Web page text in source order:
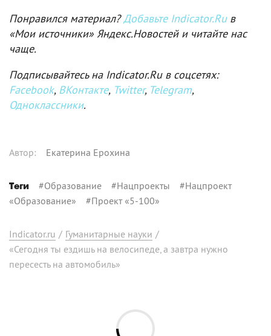
Понравился материал?Добавьте Indicator.Ruв
«Мои источники» Яндекс.Новостей и читайте нас
чаще.
Подписывайтесь на Indicator.Ru в соцсетях:
Facebook, ВКонтакте, Twitter, Telegram,
Одноклассники.
Автор: Екатерина Ерохина
Теги #Образование #Нацпроекты #Нацпроект
«Образование» #Проект «5-100»
Indicator.ru / Гуманитарные науки /
«Сегодня ты ездишь на велосипеде, а завтра нужно
пересесть на автомобиль»